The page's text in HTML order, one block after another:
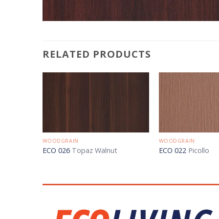
RELATED PRODUCTS
WOODGRAIN
ECO 026 Topaz Walnut
WOODGRAIN
ECO 022 Picollo